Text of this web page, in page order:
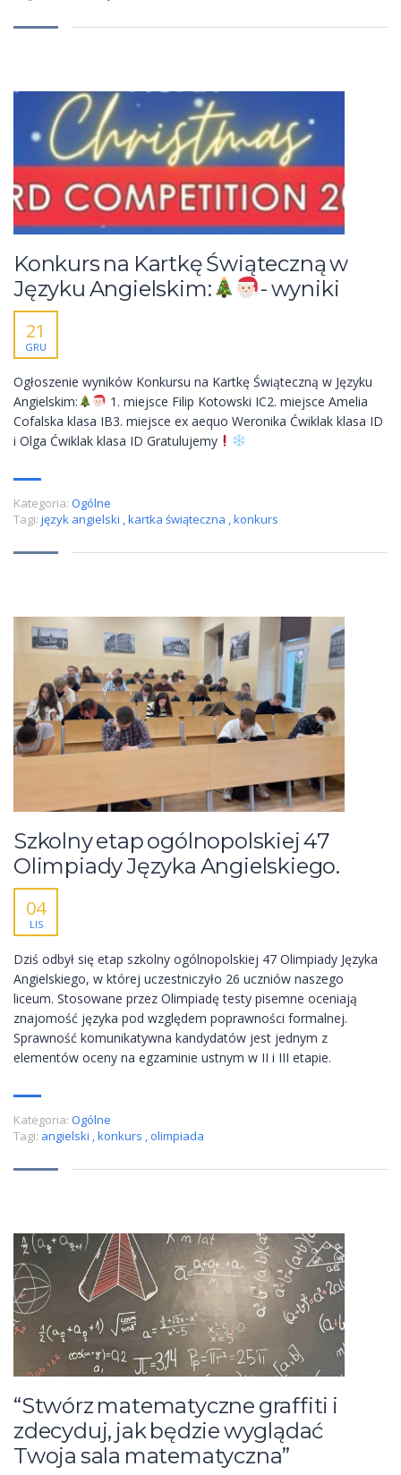
Konkurs na Kartkę Świąteczną w
Języku Angielskim:
- wyniki
21
GRU
Ogłoszenie wyników Konkursu na Kartkę Świąteczną w Języku
Angielskim:
1. miejsce Filip Kotowski IC2. miejsce Amelia
Cofalska klasa IB3. miejsce ex aequo Weronika Ćwiklak klasa ID
i Olga Ćwiklak klasa ID Gratulujemy
Kategoria: Ogólne
Tagi: język angielski ,kartka świąteczna ,konkurs
Szkolny etap ogólnopolskiej 47
Olimpiady Języka Angielskiego.
04
LIS
Dziś odbył się etap szkolny ogólnopolskiej 47 Olimpiady Języka
Angielskiego, w której uczestniczyło 26 uczniów naszego
liceum. Stosowane przez Olimpiadę testy pisemne oceniają
znajomość języka pod względem poprawności formalnej.
Sprawność komunikatywna kandydatów jest jednym z
elementów oceny na egzaminie ustnym w II i III etapie.
Kategoria: Ogólne
Tagi: angielski konkurs olimpiada
“Stwórz matematyczne graffiti i
zdecyduj, jak będzie wyglądać
Twoja sala matematyczna”